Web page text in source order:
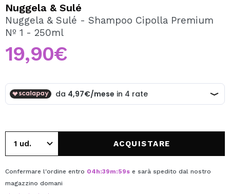
Creando un account su Maquibeauty.it potrai fare i tuoi
acquisti velocemente, controllare lo stato dei tuoi ordini e
Nuggela & Sulé
Nuggela & Sulé - Shampoo Cipolla Premium
Nº 1 - 250ml
19,90€
ACQUISTARE
Confermare l'ordine entro 04h:39m:59s e sarà spedito dal nostro
magazzino domani